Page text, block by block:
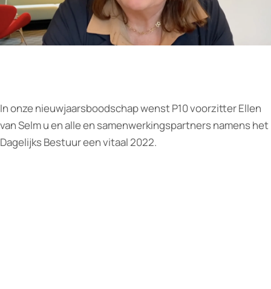
In onze nieuwjaarsboodschap wenst P10 voorzitter Ellen
van Selm u en alle en samenwerkingspartners namens het
Dagelijks Bestuur een vitaal 2022.